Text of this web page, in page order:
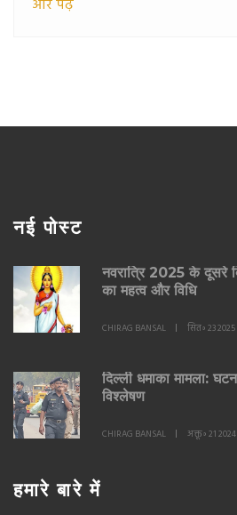
वापसी की तारीफ करते हुए कहा कि
और पढ़ें
नई पोस्ट
नवरात्रि 2025 के दूसरे
का महत्व और विधि
CHIRAG BANSAL सित॰ 23 2025
दिल्ली धमाका मामला:
विश्लेषण
CHIRAG BANSAL अक्तू॰ 21 2024
हमारे बारे में